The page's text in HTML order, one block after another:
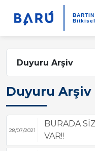
Duyuru Arşiv
Duyuru Arşiv
28/07/2021
BURADA
VAR!!